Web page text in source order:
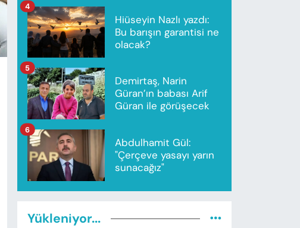
Hiüseyin Nazlı yazdı:
Bu barışın garantisi ne
olacak?
4
Demirtaş, Narin
Güran’ın babası Arif
Güran ile görüşecek
5
Abdulhamit Gül:
"Çerçeve yasayı yarın
sunacağız"
6
Yükleniyor...